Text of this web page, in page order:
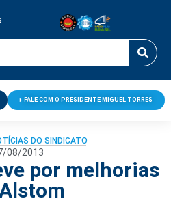
FALE COM O PRESIDENTE MIGUEL TORRES
DO SINDICATO
08/2013
por melhorias